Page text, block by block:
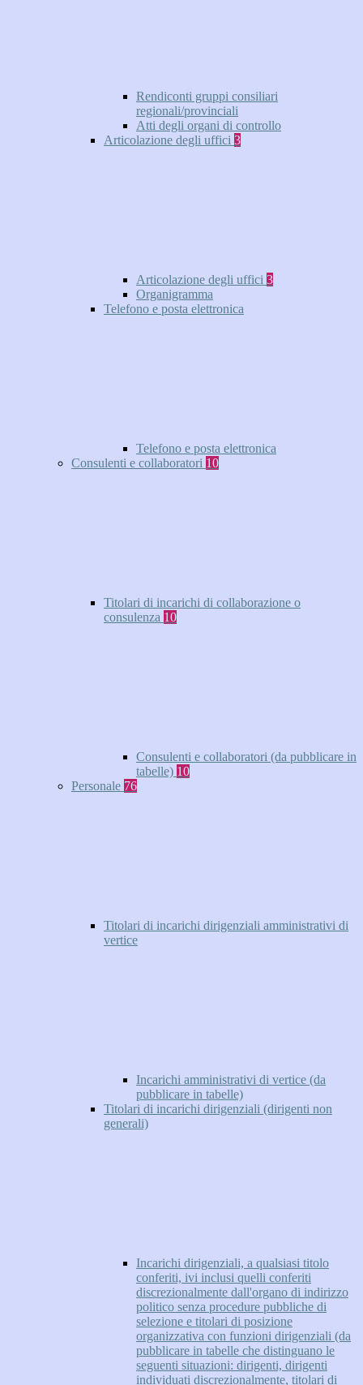
Rendiconti gruppi consiliari
regionali/provinciali
Atti degli organi di controllo
Articolazione degli uffici 3
Articolazione degli uffici 3
Organigramma
Telefono e posta elettronica
Telefono e posta elettronica
Consulenti e collaboratori 10
Titolari di incarichi di collaborazione o
consulenza 10
Consulenti e collaboratori (da pubblicare in
tabelle) 10
Personale 76
Titolari di incarichi dirigenziali amministrativi di
vertice
Incarichi amministrativi di vertice (da
pubblicare in tabelle)
Titolari di incarichi dirigenziali (dirigenti non
generali)
Incarichi dirigenziali, a qualsiasi titolo
conferiti, ivi inclusi quelli conferiti
discrezionalmente dall'organo di indirizzo
politico senza procedure pubbliche di
selezione e titolari di posizione
organizzativa con funzioni dirigenziali (da
pubblicare in tabelle che distinguano le
seguenti situazioni: dirigenti, dirigenti
individuati discrezionalmente, titolari di